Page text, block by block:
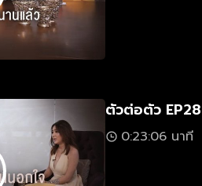
ตัวต่อตัว EP28
0:23:06 นาที